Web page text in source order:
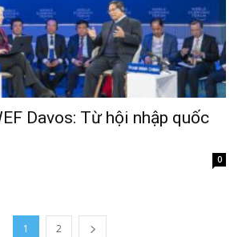
Davos: Từ hội nhập quốc
0
1 2